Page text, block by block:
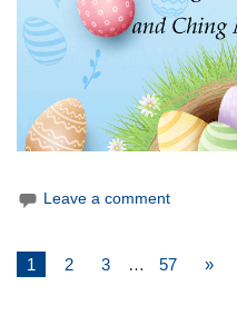
Leave a comment
1 2 3 … 57 »